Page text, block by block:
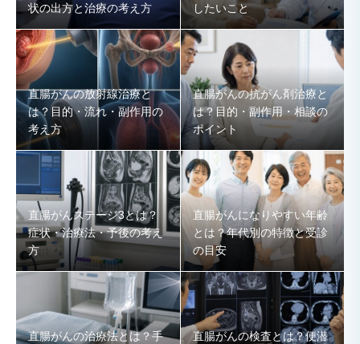
状の出方と治療の考え方
したいこと
直腸がんの放射線治療と
は？目的・流れ・副作用の
考え方
直腸がんの抗がん剤治療と
は？目的・副作用・相談の
ポイント
直腸がんステージ3とは？
症状・治療法・予後の考え
方
直腸がんになりやすい年齢
とは？年代別の特徴と受診
の目安
直腸がんの治療法とは？手
直腸がんの検査とは？便潜